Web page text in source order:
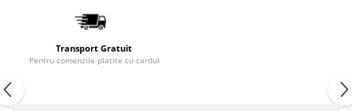
Transport Gratuit
Pentru comenzile platite cu cardul